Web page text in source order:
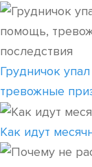
Грудничок
тревожные
Как идут